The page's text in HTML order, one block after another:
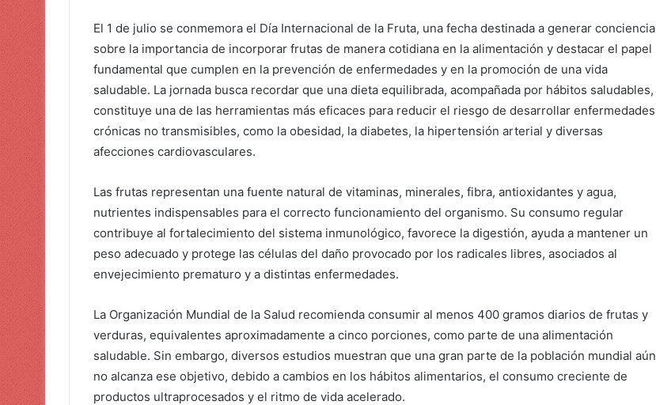
El 1 de julio se conmemora el Día Internacional de la Fruta, una fecha destinada a generar conciencia
sobre la importancia de incorporar frutas de manera cotidiana en la alimentación y destacar el papel
fundamental que cumplen en la prevención de enfermedades y en la promoción de una vida
saludable. La jornada busca recordar que una dieta equilibrada, acompañada por hábitos saludables,
constituye una de las herramientas más eficaces para reducir el riesgo de desarrollar enfermedades
crónicas no transmisibles, como la obesidad, la diabetes, la hipertensión arterial y diversas
afecciones cardiovasculares.
Las frutas representan una fuente natural de vitaminas, minerales, fibra, antioxidantes y agua,
nutrientes indispensables para el correcto funcionamiento del organismo. Su consumo regular
contribuye al fortalecimiento del sistema inmunológico, favorece la digestión, ayuda a mantener un
peso adecuado y protege las células del daño provocado por los radicales libres, asociados al
envejecimiento prematuro y a distintas enfermedades.
La Organización Mundial de la Salud recomienda consumir al menos 400 gramos diarios de frutas y
verduras, equivalentes aproximadamente a cinco porciones, como parte de una alimentación
saludable. Sin embargo, diversos estudios muestran que una gran parte de la población mundial aún
no alcanza ese objetivo, debido a cambios en los hábitos alimentarios, el consumo creciente de
productos ultraprocesados y el ritmo de vida acelerado.